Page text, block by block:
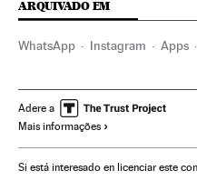
ARQUIVADO EM
WhatsApp Instagram Apps
Verne
Adere a
Mais informações
Si está interesado en licenciar este